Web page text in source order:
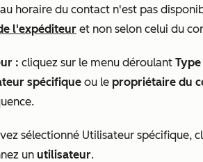
horaire du contact n'est pas
l'expéditeur et non selon celui du
: cliquez sur le menu déroulant
spécifique ou le propriétaire du
sélectionné Utilisateur spécifique,
un utilisateur.